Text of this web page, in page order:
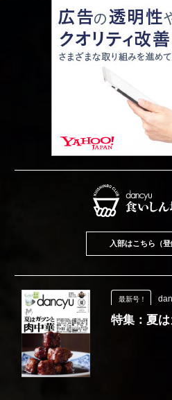
入部はこちら（登
最新号！
特集：夏